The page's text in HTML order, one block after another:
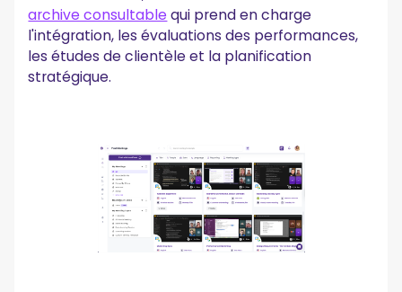
archive consultablequi prend en charge
l'intégration, les évaluations des performances,
les études de clientèle et la planification
stratégique.